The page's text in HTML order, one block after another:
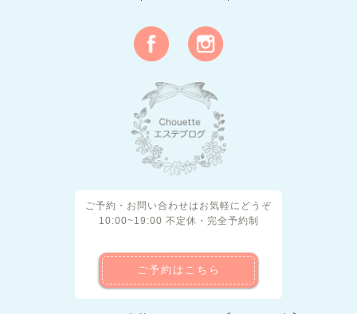
ご予約・お問い合わせはお気軽にどうぞ
10:00~19:00 不定休・完全予約制
ご予約はこちら